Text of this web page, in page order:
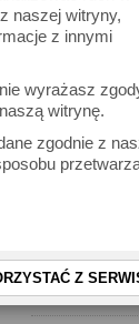
naszej witryny,
z innymi
wyrażasz
witrynę.
zgodnie z
Z
Test Delta
Test Sirui
Test
Test Fujifilm